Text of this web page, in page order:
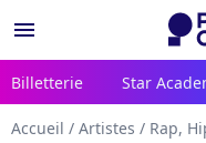
menu
Billetterie Star
Accueil / Artistes / Rap,